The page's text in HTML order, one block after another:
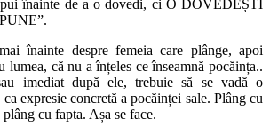
înainte de a o dovedi, ci O DOVEDEȘTI
înainte despre femeia care plânge, apoi
lumea, că nu a înțeles ce înseamnă pocăința..
imediat după ele, trebuie să se vadă o
expresie concretă a pocăinței sale. Plâng cu
cu fapta. Așa se face.